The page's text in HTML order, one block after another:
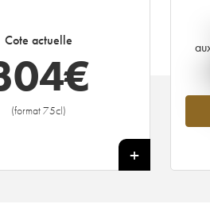
Cote actuelle
€
(format 75cl)
+